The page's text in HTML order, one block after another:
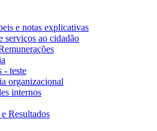
e notas explicativas
serviços ao cidadão
- teste
organizacional
internos
Resultados